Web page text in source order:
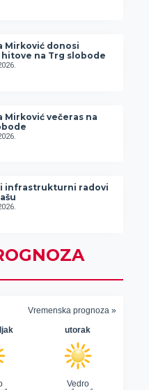
Mirković donosi
hitove na Trg slobode
Mirković večeras na
infrastrukturni radovi